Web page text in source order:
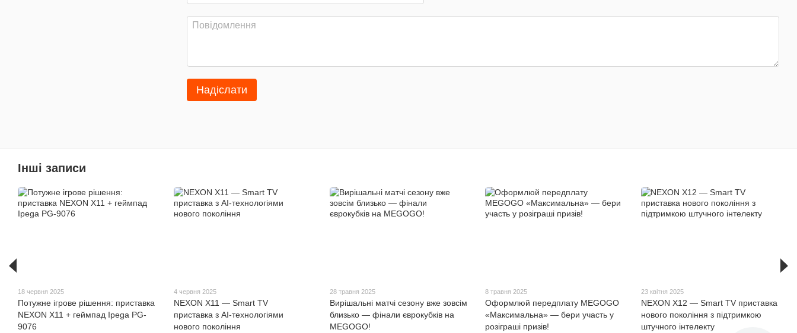
Надіслати
Інші записи
18 червня 2025
Потужне ігрове рішення: приставка
NEXON X11 + геймпад Ipega PG-
9076
4 червня 2025
NEXON X11 — Smart TV
приставка з AI-технологіями
нового покоління
28 травня 2025
Вирішальні матчі сезону вже зовсім
близько — фінали єврокубків на
MEGOGO!
8 травня 2025
Оформлюй передплату MEGOGO
«Максимальна» — бери участь у
розіграші призів!
23 квітня 2025
NEXON X12 — Smart TV приставка
нового покоління з підтримкою
штучного інтелекту